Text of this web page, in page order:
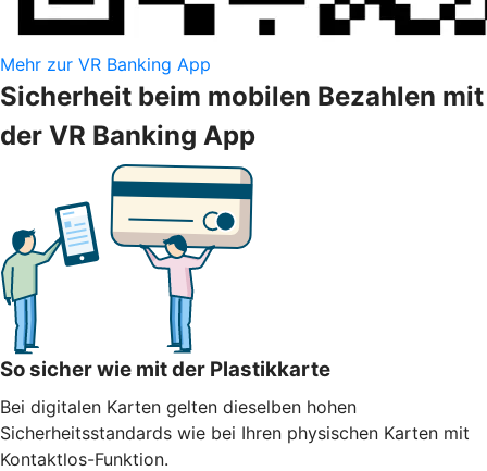
Mehr zur VR Banking App
Sicherheit beim mobilen Bezahlen mit
der VR Banking App
So sicher wie mit der Plastikkarte
Bei digitalen Karten gelten dieselben hohen
Sicherheitsstandards wie bei Ihren physischen Karten mit
Kontaktlos-Funktion.